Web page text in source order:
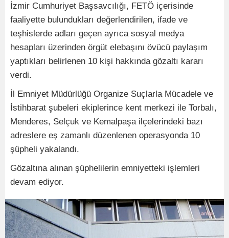
İzmir Cumhuriyet Başsavcılığı, FETÖ içerisinde
faaliyette bulundukları değerlendirilen, ifade ve
teşhislerde adları geçen ayrıca sosyal medya
hesapları üzerinden örgüt elebaşını övücü paylaşım
yaptıkları belirlenen 10 kişi hakkında gözaltı kararı
verdi.
İl Emniyet Müdürlüğü Organize Suçlarla Mücadele ve
İstihbarat şubeleri ekiplerince kent merkezi ile Torbalı,
Menderes, Selçuk ve Kemalpaşa ilçelerindeki bazı
adreslere eş zamanlı düzenlenen operasyonda 10
şüpheli yakalandı.
Gözaltına alınan şüphelilerin emniyetteki işlemleri
devam ediyor.